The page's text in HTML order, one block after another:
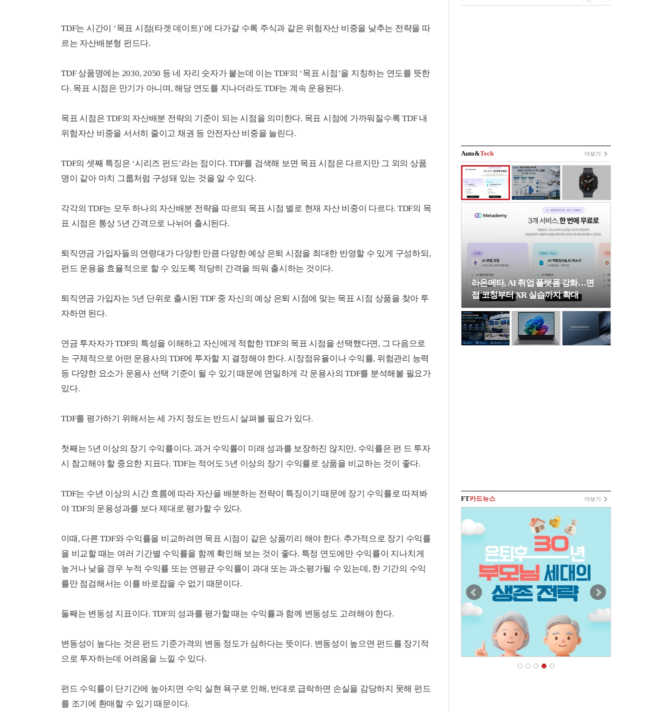
TDF는 시간이 ‘목표 시점(타겟 데이트)’에 다가갈 수록 주식과 같은 위험자산 비중을 낮추는 전략을 따
르는 자산배분형 펀드다.
TDF 상품명에는 2030, 2050 등 네 자리 숫자가 붙는데 이는 TDF의 ‘목표 시점’을 지칭하는 연도를 뜻한
다. 목표 시점은 만기가 아니며, 해당 연도를 지나더라도 TDF는 계속 운용된다.
목표 시점은 TDF의 자산배분 전략의 기준이 되는 시점을 의미한다. 목표 시점에 가까워질수록 TDF 내
위험자산 비중을 서서히 줄이고 채권 등 안전자산 비중을 늘린다.
TDF의 셋째 특징은 ‘시리즈 펀드’라는 점이다. TDF를 검색해 보면 목표 시점은 다르지만 그 외의 상품
명이 같아 마치 그룹처럼 구성돼 있는 것을 알 수 있다.
각각의 TDF는 모두 하나의 자산배분 전략을 따르되 목표 시점 별로 현재 자산 비중이 다르다. TDF의 목
표 시점은 통상 5년 간격으로 나뉘어 출시된다.
퇴직연금 가입자들의 연령대가 다양한 만큼 다양한 예상 은퇴 시점을 최대한 반영할 수 있게 구성하되,
펀드 운용을 효율적으로 할 수 있도록 적당히 간격을 띄워 출시하는 것이다.
퇴직연금 가입자는 5년 단위로 출시된 TDF 중 자신의 예상 은퇴 시점에 맞는 목표 시점 상품을 찾아 투
자하면 된다.
연금 투자자가 TDF의 특성을 이해하고 자신에게 적합한 TDF의 목표 시점을 선택했다면, 그 다음으로
는 구체적으로 어떤 운용사의 TDF에 투자할 지 결정해야 한다. 시장점유율이나 수익률, 위험관리 능력
등 다양한 요소가 운용사 선택 기준이 될 수 있기 때문에 면밀하게 각 운용사의 TDF를 분석해볼 필요가
있다.
TDF를 평가하기 위해서는 세 가지 정도는 반드시 살펴볼 필요가 있다.
첫째는 5년 이상의 장기 수익률이다. 과거 수익률이 미래 성과를 보장하진 않지만, 수익률은 펀 드 투자
시 참고해야 할 중요한 지표다. TDF는 적어도 5년 이상의 장기 수익률로 상품을 비교하는 것이 좋다.
TDF는 수년 이상의 시간 흐름에 따라 자산을 배분하는 전략이 특징이기 때문에 장기 수익률로 따져봐
야 TDF의 운용성과를 보다 제대로 평가할 수 있다.
이때, 다른 TDF와 수익률을 비교하려면 목표 시점이 같은 상품끼리 해야 한다. 추가적으로 장기 수익률
을 비교할 때는 여러 기간별 수익률을 함께 확인해 보는 것이 좋다. 특정 연도에만 수익률이 지나치게
높거나 낮을 경우 누적 수익률 또는 연평균 수익률이 과대 또는 과소평가될 수 있는데, 한 기간의 수익
률만 점검해서는 이를 바로잡을 수 없기 때문이다.
둘째는 변동성 지표이다. TDF의 성과를 평가할 때는 수익률과 함께 변동성도 고려해야 한다.
변동성이 높다는 것은 펀드 기준가격의 변동 정도가 심하다는 뜻이다. 변동성이 높으면 펀드를 장기적
으로 투자하는데 어려움을 느낄 수 있다.
펀드 수익률이 단기간에 높아지면 수익 실현 욕구로 인해, 반대로 급락하면 손실을 감당하지 못해 펀드
를 조기에 환매할 수 있기 때문이다.
금'[이주의 저축은행 적금금
Auto&Tech 더보기
라온메타, AI 취업 플랫폼 강화…면
접 코칭부터 XR 실습까지 확대
FT카드뉴스 더보기